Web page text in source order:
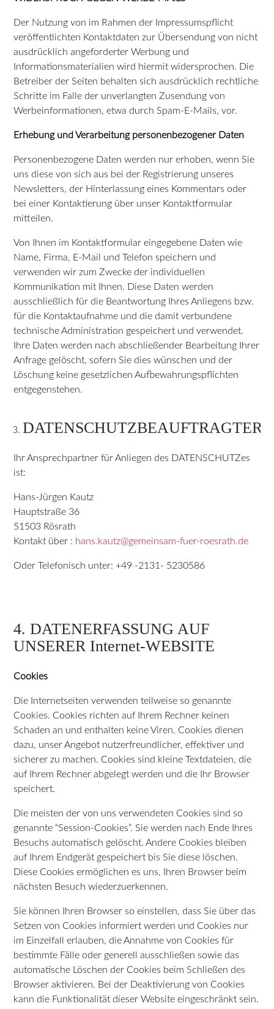
Der Nutzung von im Rahmen der Impressumspflicht
veröffentlichten Kontaktdaten zur Übersendung von nicht
ausdrücklich angeforderter Werbung und
Informationsmaterialien wird hiermit widersprochen. Die
Betreiber der Seiten behalten sich ausdrücklich rechtliche
Schritte im Falle der unverlangten Zusendung von
Werbeinformationen, etwa durch Spam-E-Mails, vor.
Erhebung und Verarbeitung personenbezogener Daten
Personenbezogene Daten werden nur erhoben, wenn Sie
uns diese von sich aus bei der Registrierung unseres
Newsletters, der Hinterlassung eines Kommentars oder
bei einer Kontaktierung über unser Kontaktformular
mitteilen.
Von Ihnen im Kontaktformular eingegebene Daten wie
Name, Firma, E-Mail und Telefon speichern und
verwenden wir zum Zwecke der individuellen
Kommunikation mit Ihnen. Diese Daten werden
ausschließlich für die Beantwortung Ihres Anliegens bzw.
für die Kontaktaufnahme und die damit verbundene
technische Administration gespeichert und verwendet.
Ihre Daten werden nach abschließender Bearbeitung Ihrer
Anfrage gelöscht, sofern Sie dies wünschen und der
Löschung keine gesetzlichen Aufbewahrungspflichten
entgegenstehen.
DATENSCHUTZBEAUFTRAGTER
Ihr Ansprechpartner für Anliegen des DATENSCHUTZes
ist:
Hans-Jürgen Kautz
Hauptstraße 36
51503 Rösrath
Kontakt über : hans.kautz@gemeinsam-fuer-roesrath.de
Oder Telefonisch unter: +49 -2131- 5230586
4. DATENERFASSUNG AUF
UNSERER Internet-WEBSITE
Cookies
Die Internetseiten verwenden teilweise so genannte
Cookies. Cookies richten auf Ihrem Rechner keinen
Schaden an und enthalten keine Viren. Cookies dienen
dazu, unser Angebot nutzerfreundlicher, effektiver und
sicherer zu machen. Cookies sind kleine Textdateien, die
auf Ihrem Rechner abgelegt werden und die Ihr Browser
speichert.
Die meisten der von uns verwendeten Cookies sind so
genannte “Session-Cookies”. Sie werden nach Ende Ihres
Besuchs automatisch gelöscht. Andere Cookies bleiben
auf Ihrem Endgerät gespeichert bis Sie diese löschen.
Diese Cookies ermöglichen es uns, Ihren Browser beim
nächsten Besuch wiederzuerkennen.
Sie können Ihren Browser so einstellen, dass Sie über das
Setzen von Cookies informiert werden und Cookies nur
im Einzelfall erlauben, die Annahme von Cookies für
bestimmte Fälle oder generell ausschließen sowie das
automatische Löschen der Cookies beim Schließen des
Browser aktivieren. Bei der Deaktivierung von Cookies
kann die Funktionalität dieser Website eingeschränkt sein.